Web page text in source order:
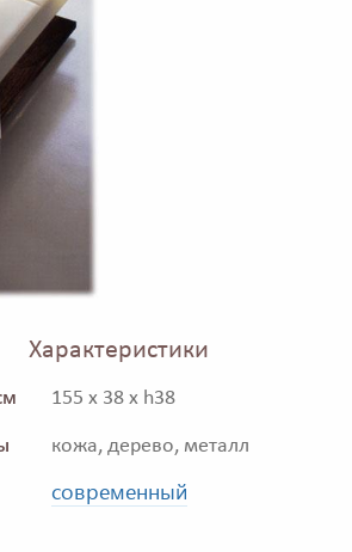
Характеристики
155 x 38 x h38
кожа, дерево, металл
современный